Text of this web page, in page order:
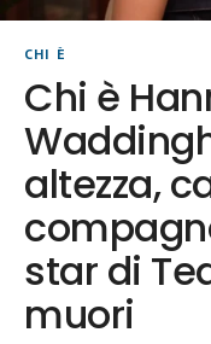
CHI È
Chi è
altezza,
star di
muori